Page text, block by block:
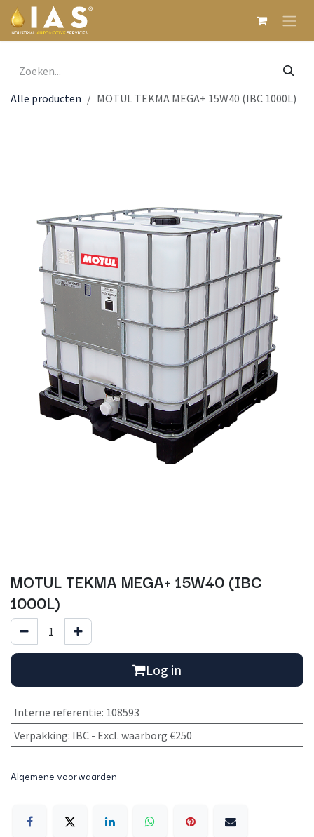
Overslaan naar inhoud
Alle producten MOTUL TEKMA MEGA+ 15W40 (IBC 1000L)
MOTUL TEKMA MEGA+ 15W40 (IBC
1000L)
Log in
Interne referentie: 108593
Verpakking: IBC - Excl. waarborg €250
Algemene voorwaarden